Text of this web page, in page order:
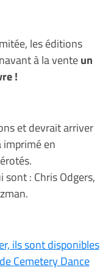
les éditions
à la venteun
!
et devrait arriver
en
sont : Chris Odgers,
ils sont disponibles
Cemetery Dance